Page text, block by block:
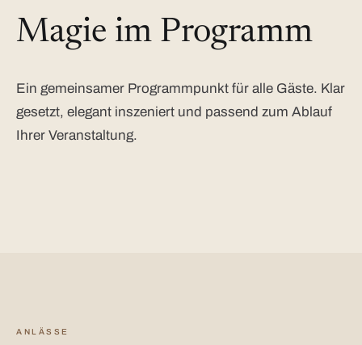
Magie im Programm
Ein gemeinsamer Programmpunkt für alle Gäste. Klar
gesetzt, elegant inszeniert und passend zum Ablauf
Ihrer Veranstaltung.
ANLÄSSE